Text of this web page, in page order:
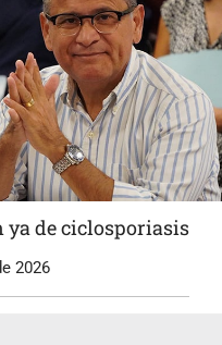
ya de ciclosporiasis
2026